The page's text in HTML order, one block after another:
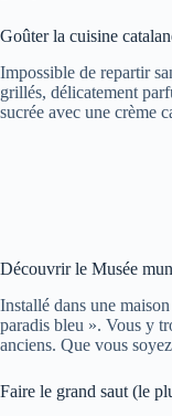
Goûter la cuisine
Impossible de repartir
grillés, délicatement
sucrée avec une crème
Découvrir le Musée
Installé dans une
paradis bleu ». Vous y
anciens. Que vous
Faire le grand saut (le